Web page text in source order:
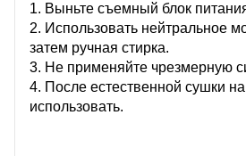
1. Выньте съемный блок
2. Использовать нейтральное
затем ручная стирка.
3. Не применяйте чрезмерную
4. После естественной сушки
использовать.